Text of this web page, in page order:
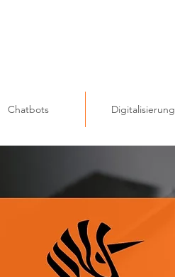
Chatbots Digitalisierung